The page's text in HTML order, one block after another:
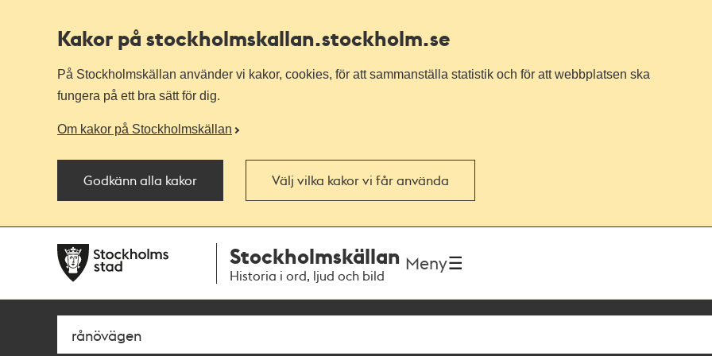
Kakor på stockholmskallan.stockholm.se
På Stockholmskällan använder vi kakor, cookies, för att sammanställa statistik och för att webbplatsen ska
fungera på ett bra sätt för dig.
Om kakor på Stockholmskällan
Godkänn alla kakor Välj vilka kakor vi får använda
navigationen
huvudinnehållet
Stockholmskällan
Historia i ord, ljud och bild
Meny
SökFritextsök